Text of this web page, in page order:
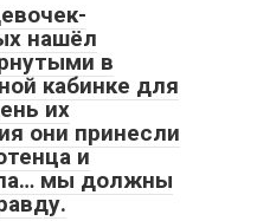
нашёл
в
кабинке для
их
они принесли
и
мы должны